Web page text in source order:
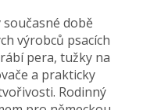
současné době
výrobců psacích
pera, tužky na
a prakticky
Rodinný